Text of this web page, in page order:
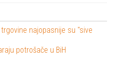
najopasnije su "sive
potrošače u BiH